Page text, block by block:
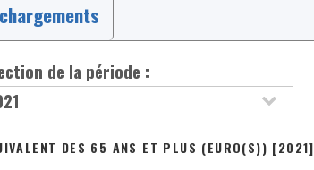
de la période :
DES 65 ANS ET PLUS (EURO(S)) [2021]